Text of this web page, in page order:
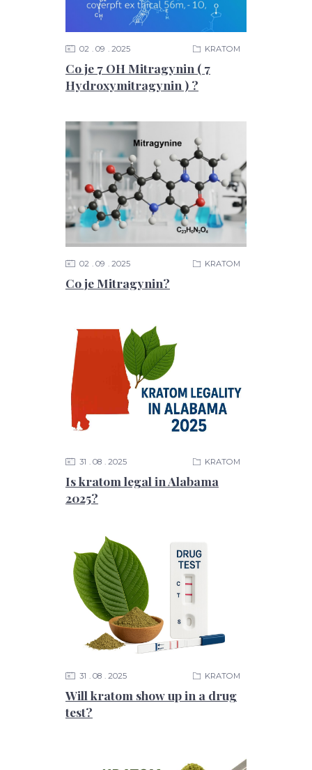
Co je 7 OH Mitragynin ( 7
Hydroxymitragynin ) ?
02 09 2025 KRATOM
Co je Mitragynin?
02 09 2025 KRATOM
Is kratom legal in Alabama
2025?
31 08 2025 KRATOM
Will kratom show up in a drug
test?
31 08 2025 KRATOM